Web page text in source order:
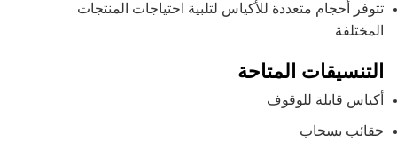
تتوفر أحجام متعددة للأكياس لتلبية احتياجات المنتجات
المختلفة
التنسيقات المتاحة
أكياس قابلة للوقوف
حقائب بسحاب